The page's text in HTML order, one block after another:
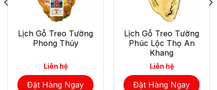
Lịch Gỗ Treo Tường
Phong Thủy
Liên hệ
Đặt Hàng Ngay
Lịch Gỗ Treo Tường
Phúc Lộc Thọ An
Khang
Liên hệ
Đặt Hàng Ngay